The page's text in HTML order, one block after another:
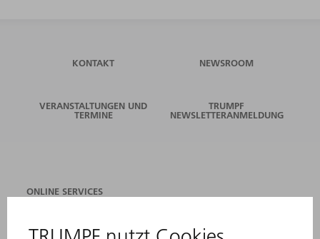
KONTAKT NEWSROOM
VERANSTALTUNGEN UND
TERMINE
TRUMPF
NEWSLETTERANMELDUNG
ONLINE SERVICES
STANDORTE